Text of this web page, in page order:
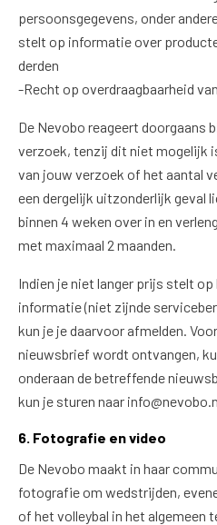
persoonsgegevens, onder
stelt op informatie over
derden
-Recht op overdraagbaarheid
De Nevobo reageert doorgaans
verzoek, tenzij dit niet mogelijk
van jouw verzoek of het aantal
een dergelijk uitzonderlijk geval
binnen 4 weken over in en
met maximaal 2 maanden.
Indien je niet langer prijs stelt
informatie (niet zijnde
kun je je daarvoor afmelden.
nieuwsbrief wordt ontvangen,
onderaan de betreffende
kun je sturen naar
6. Fotografie en video
De Nevobo maakt in haar
fotografie om wedstrijden,
of het volleybal in het algemeen